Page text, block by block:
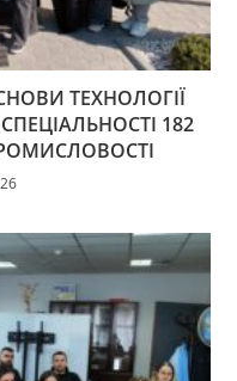
ТЕХНОЛОГІЇ
182